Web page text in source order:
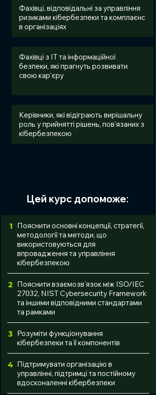
Фахівці, відповідальні за управління
ризиками кібербезпеки та комплаєнс
в організаціях
Фахівці з ІТ та інформаційної
безпеки, які прагнуть розвивати
свою кар'єру
Керівники, які відіграють вирішальну
роль у прийнятті рішень, пов'язаних з
кібербезпекою
Цей курс допоможе:
1 Пояснити основні концепції, стратегії,
методології та методи, що
використовуються для
впровадження та управління
кібербезпекою
2 Пояснити взаємозв'язок між ISO/IEC
27032, NIST Cybersecurity Framework
та іншими відповідними стандартами
та рамками
3 Розуміти функціонування
кібербезпеки та її компонентів
4 Підтримувати організацію в
управлінні, підтримці та постійному
вдосконаленні кібербезпеки